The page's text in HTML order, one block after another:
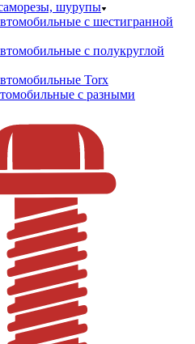
шурупы
с шестигранной
с полукруглой
Torx
с разными